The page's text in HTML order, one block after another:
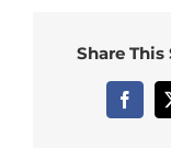
Share